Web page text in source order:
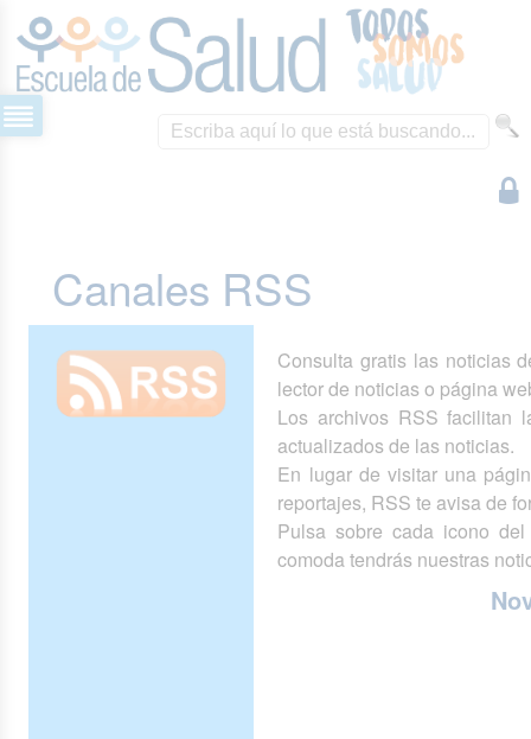
Canales RSS
Consulta gratis las noticias
lector de noticias o página
Los archivos RSS facilitan
actualizados de las noticias.
En lugar de visitar una
reportajes, RSS te avisa de
Pulsa sobre cada icono
comoda tendrás nuestras